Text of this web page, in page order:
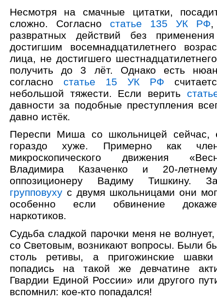
Несмотря на смачные цитатки,
сложно. Согласно статье 135 УК РФ
развратных действий без
достигшим восемнадцатилетнего
лица, не достигшего
получить до 3 лёт. Однако есть
согласно статье 15 УК РФ
небольшой тяжести. Если верить
давности за подобные преступления
давно истёк.
Переспи Миша со школьницей сейчас,
гораздо хуже. Примерно как
микроскопического движения
Владимира Казаченко и 20-
оппозиционеру Вадиму Тишкину.
групповуху с двумя школьницами они
особенно если обвинение
наркотиков.
Судьба сладкой парочки меня не
со Световым, возникают вопросы. Были
столь ретивы, а пригожинские шавки
попадись на такой же девчатине
Гвардии Единой России» или другого
вспомнил: кое-кто попадался!